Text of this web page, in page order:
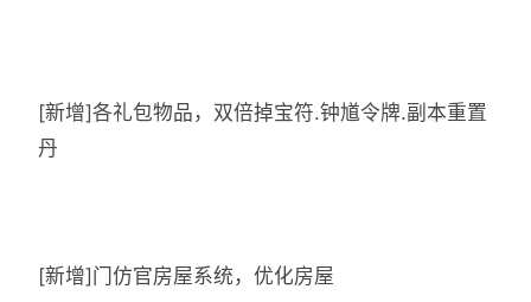
[新增]各礼包物品，双倍掉宝符.钟馗令牌.副本重置
丹
[新增]门仿官房屋系统，优化房屋